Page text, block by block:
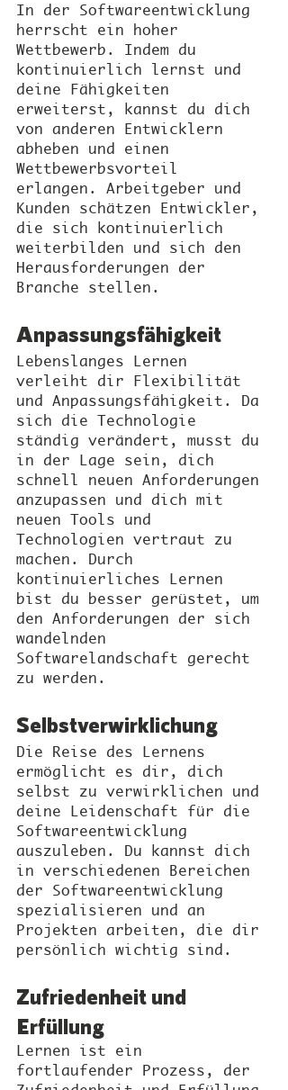
In der Softwareentwicklung
herrscht ein hoher
Wettbewerb. Indem du
kontinuierlich lernst und
deine Fähigkeiten
erweiterst, kannst du dich
von anderen Entwicklern
abheben und einen
Wettbewerbsvorteil
erlangen. Arbeitgeber und
Kunden schätzen Entwickler,
die sich kontinuierlich
weiterbilden und sich den
Herausforderungen der
Branche stellen.
Anpassungsfähigkeit
Lebenslanges Lernen
verleiht dir Flexibilität
und Anpassungsfähigkeit. Da
sich die Technologie
ständig verändert, musst du
in der Lage sein, dich
schnell neuen Anforderungen
anzupassen und dich mit
neuen Tools und
Technologien vertraut zu
machen. Durch
kontinuierliches Lernen
bist du besser gerüstet, um
den Anforderungen der sich
wandelnden
Softwarelandschaft gerecht
zu werden.
Selbstverwirklichung
Die Reise des Lernens
ermöglicht es dir, dich
selbst zu verwirklichen und
deine Leidenschaft für die
Softwareentwicklung
auszuleben. Du kannst dich
in verschiedenen Bereichen
der Softwareentwicklung
spezialisieren und an
Projekten arbeiten, die dir
persönlich wichtig sind.
Zufriedenheit und
Erfüllung
Lernen ist ein
fortlaufender Prozess, der